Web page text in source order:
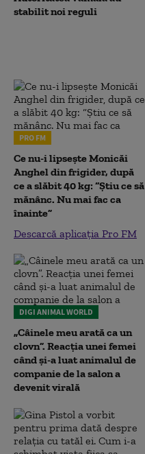
stabilit noi reguli
PRO FM
Ce nu-i lipsește Monicăi
Anghel din frigider, după
ce a slăbit 40 kg: “Știu ce să
mănânc. Nu mai fac ca
înainte”
Descarcă aplicația Pro FM
DIGI ANIMAL WORLD
„Câinele meu arată ca un
clovn”. Reacția unei femei
când și-a luat animalul de
companie de la salon a
devenit virală